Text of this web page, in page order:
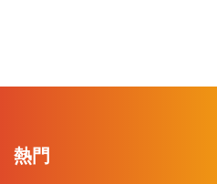
熱門